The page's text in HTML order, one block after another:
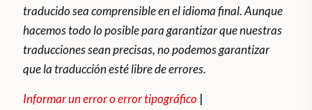
traducido sea comprensible en el idioma final. Aunque
hacemos todo lo posible para garantizar que nuestras
traducciones sean precisas, no podemos garantizar
que la traducción esté libre de errores.
Informar un error o error tipográfico |